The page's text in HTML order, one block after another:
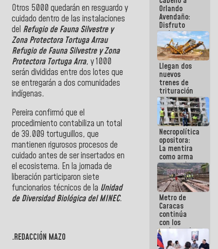
Otros 5000 quedarán en resguardo y
cuidado dentro de las instalaciones
del Refugio de Fauna Silvestre y
Zona Protectora Tortuga Arrau
Refugio de Fauna Silvestre y Zona
Protectora Tortuga Arra, y 1000
serán divididas entre dos lotes que
se entregarán a dos comunidades
indígenas.
Pereira confirmó que el
procedimiento contabiliza un total
de 39.009 tortuguillos, que
mantienen rigurosos procesos de
cuidado antes de ser insertados en
el ecosistema. En la jornada de
liberación participaron siete
funcionarios técnicos de la Unidad
de Diversidad Biológica del MINEC.
.REDACCIÓN MAZO
Orlando
Avendaño:
Disfruto
cada vez
que escribes
porque lo
que haces
es
embarrarla
Llegan dos
nuevos
trenes de
trituración
para
optimizar
manejo de
escombros
en La Guaira
Necropolítica
opositora:
La mentira
como arma
contra el
Pueblo
Metro de
Caracas
continúa
con los
trabajos de
mantenimiento